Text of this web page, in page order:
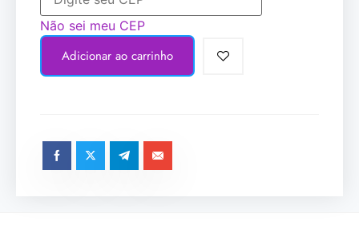
Não sei meu CEP
Adicionar ao carrinho